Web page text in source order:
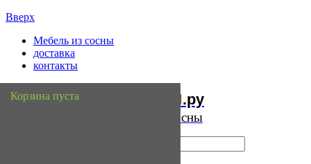
Вверх
Мебель из сосны
доставка
контакты
Мебель Сосны.ру
Интернет магазин мебели из сосны
Корзина пуста